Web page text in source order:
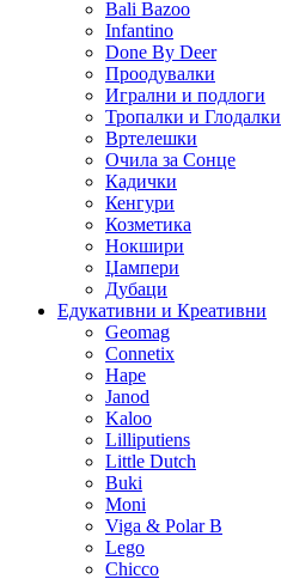
Bali Bazoo
Infantino
Done By Deer
Проодувалки
Игрални и подлоги
Тропалки и Глодалки
Вртелешки
Очила за Сонце
Кадички
Кенгури
Козметика
Нокшири
Џампери
Дубаци
Едукативни и Креативни
Geomag
Connetix
Hape
Janod
Kaloo
Lilliputiens
Little Dutch
Buki
Moni
Viga & Polar B
Lego
Chicco